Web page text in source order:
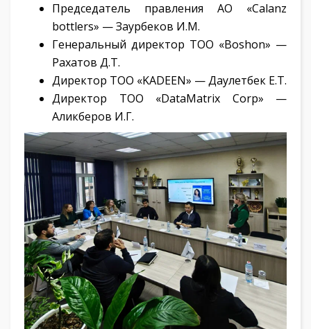
Председатель правления АО «Calanz
bottlers» — Заурбеков И.М.
Генеральный директор ТОО «Boshon» —
Рахатов Д.Т.
Директор ТОО «KADEEN» — Даулетбек Е.Т.
Директор ТОО «DataMatrix Corp» —
Аликберов И.Г.